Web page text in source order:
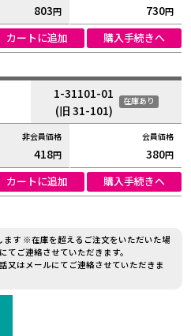
803円 730円
カートに追加 購入手続きへ
1-31101-01
(旧 31-101)
在庫あり
418円 380円
カートに追加 購入手続きへ
ます ※在庫を超えるご注文をいただいた場
ご連絡させていただきます。
又はメールにてご連絡させていただきま